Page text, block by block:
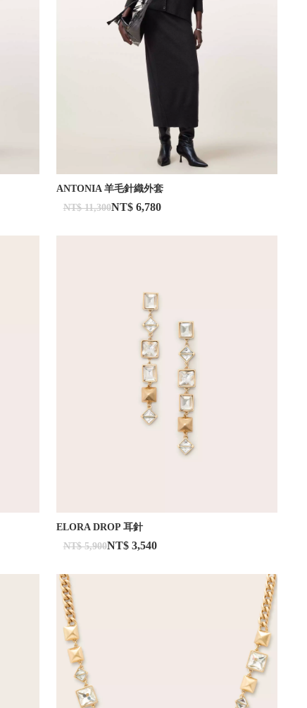
ANTONIA 羊毛針織外套
NT$ 11,300NT$ 6,780
ELORA DROP 耳針
NT$ 5,900NT$ 3,540